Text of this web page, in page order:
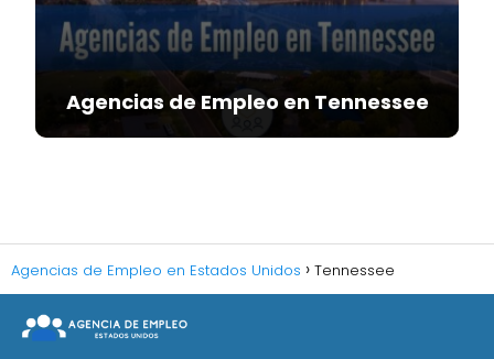
Agencias de Empleo en Tennessee
Agencias de Empleo en Estados Unidos Tennessee